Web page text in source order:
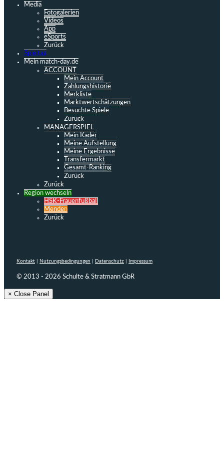
Media
Fotogalerien
Videos
App
eSports
Zurück
Spieltag
Mein match-day.de
ACCOUNT
Mein Account
Zahlungshistorie
Merkliste
Marktwertschätzungen
Besuchte Spiele
Zurück
MANAGERSPIEL
Mein Kader
Meine Aufstellung
Meine Ergebnisse
Transfermarkt
Gesamt-Ranking
Zurück
Zurück
Region wechseln
HSK-Frauenfußball
Menden
Zurück
Kontakt Nutzungsbedingungen Datenschutz Impressum
© 2013 - 2026 Schulte & Stratmann GbR
× Close Panel